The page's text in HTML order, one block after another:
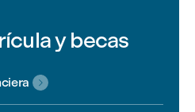
y becas
